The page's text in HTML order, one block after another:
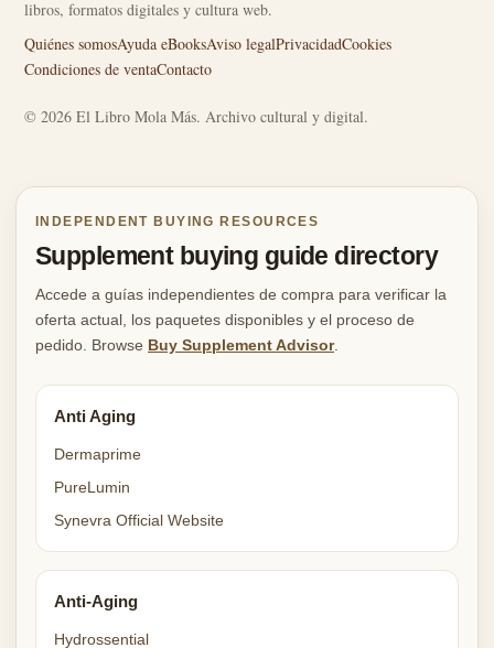
libros, formatos digitales y cultura web.
Quiénes somosAyuda eBooksAviso legalPrivacidadCookies
Condiciones de ventaContacto
© 2026 El Libro Mola Más. Archivo cultural y digital.
INDEPENDENT BUYING RESOURCES
Supplement buying guide directory
Accede a guías independientes de compra para verificar la
oferta actual, los paquetes disponibles y el proceso de
pedido. Browse Buy Supplement Advisor.
Anti Aging
Dermaprime
PureLumin
Synevra Official Website
Anti-Aging
Hydrossential